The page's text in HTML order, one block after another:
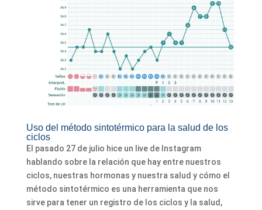
Uso del método sintotérmico para la salud de los
ciclos
El pasado 27 de julio hice un live de Instagram
hablando sobre la relación que hay entre nuestros
ciclos, nuestras hormonas y nuestra salud y cómo el
método sintotérmico es una herramienta que nos
sirve para tener un registro de los ciclos y la salud,